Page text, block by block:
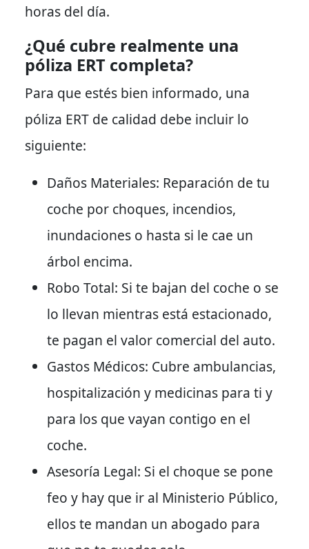
horas del día.
¿Qué cubre realmente una
póliza ERT completa?
Para que estés bien informado, una
póliza ERT de calidad debe incluir lo
siguiente:
Daños Materiales: Reparación de tu
coche por choques, incendios,
inundaciones o hasta si le cae un
árbol encima.
Robo Total: Si te bajan del coche o se
lo llevan mientras está estacionado,
te pagan el valor comercial del auto.
Gastos Médicos: Cubre ambulancias,
hospitalización y medicinas para ti y
para los que vayan contigo en el
coche.
Asesoría Legal: Si el choque se pone
feo y hay que ir al Ministerio Público,
ellos te mandan un abogado para